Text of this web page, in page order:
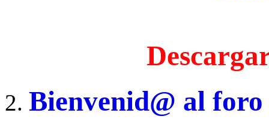
Bienvenid@ al